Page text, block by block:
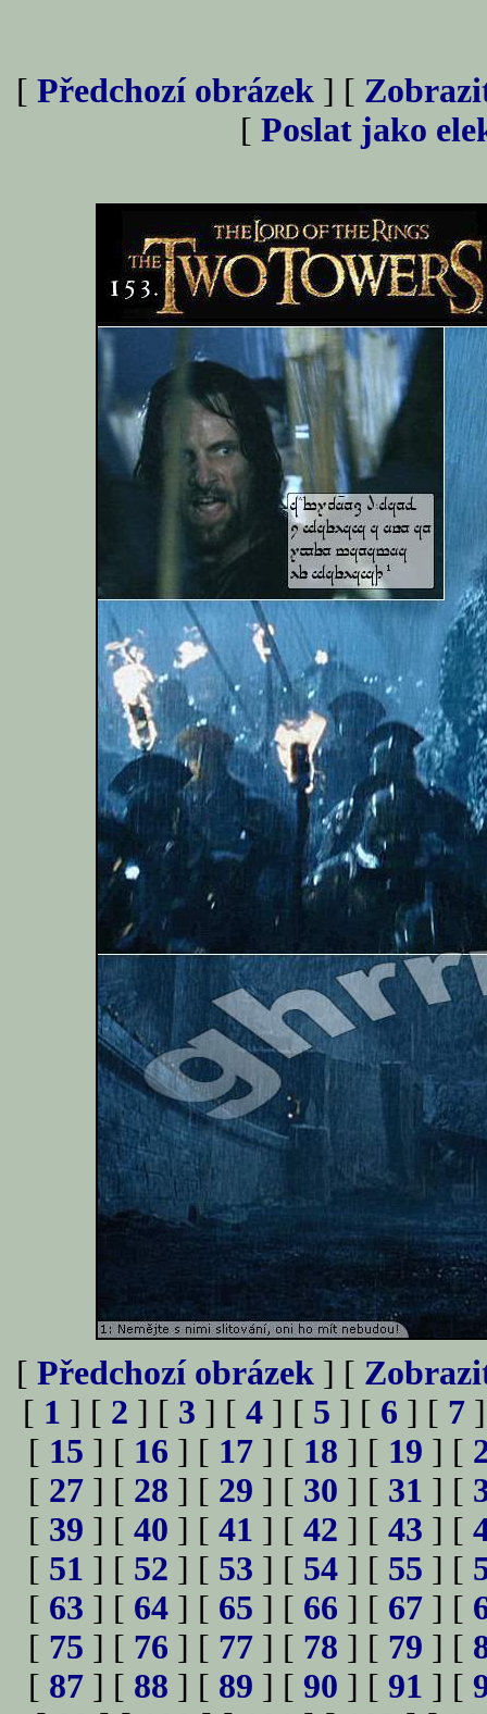
[ Předchozí obrázek ] [
[ Poslat jako
[ Předchozí obrázek ] [
[ 1 ] [ 2 ] [ 3 ] [ 4 ] [ 5 ] [ 6 ] [ 7
[ 15 ] [ 16 ] [ 17 ] [ 18 ] [ 19 ] [
[ 27 ] [ 28 ] [ 29 ] [ 30 ] [ 31 ] [
[ 39 ] [ 40 ] [ 41 ] [ 42 ] [ 43 ] [
[ 51 ] [ 52 ] [ 53 ] [ 54 ] [ 55 ] [
[ 63 ] [ 64 ] [ 65 ] [ 66 ] [ 67 ] [
[ 75 ] [ 76 ] [ 77 ] [ 78 ] [ 79 ] [
[ 87 ] [ 88 ] [ 89 ] [ 90 ] [ 91 ] [